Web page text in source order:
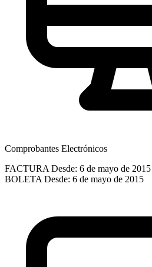
Comprobantes Electrónicos
FACTURA Desde: 6 de mayo de 2015
BOLETA Desde: 6 de mayo de 2015